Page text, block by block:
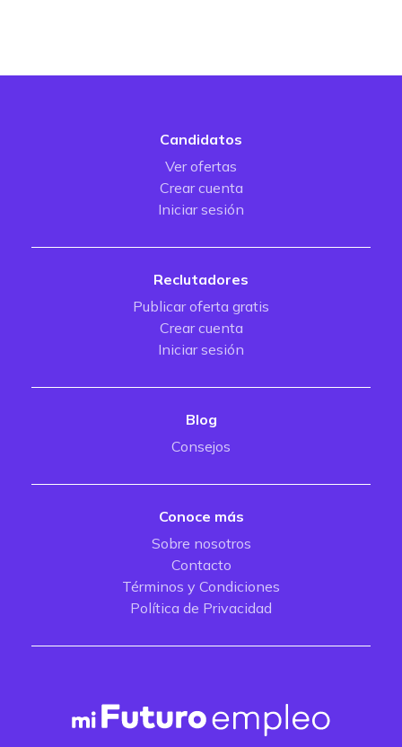
Candidatos
Ver ofertas
Crear cuenta
Iniciar sesión
Reclutadores
Publicar oferta gratis
Crear cuenta
Iniciar sesión
Blog
Consejos
Conoce más
Sobre nosotros
Contacto
Términos y Condiciones
Política de Privacidad